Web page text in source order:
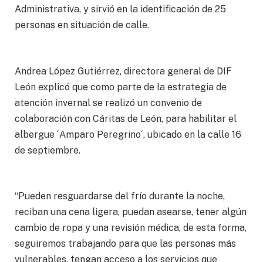
Administrativa, y sirvió en la identificación de 25
personas en situación de calle.
Andrea López Gutiérrez, directora general de DIF
León explicó que como parte de la estrategia de
atención invernal se realizó un convenio de
colaboración con Cáritas de León, para habilitar el
albergue ´Amparo Peregrino´, ubicado en la calle 16
de septiembre.
“Pueden resguardarse del frío durante la noche,
reciban una cena ligera, puedan asearse, tener algún
cambio de ropa y una revisión médica, de esta forma,
seguiremos trabajando para que las personas más
vulnerables, tengan acceso a los servicios que